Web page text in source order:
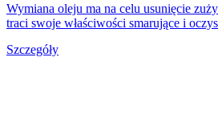
Wymiana oleju ma na celu usunięcie
traci swoje właściwości smarujące i
Szczegóły